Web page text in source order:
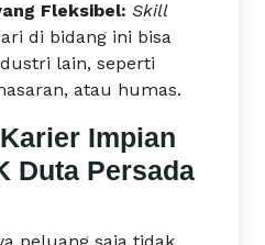
Fleksibel: Skill
di bidang ini bisa
lain, seperti
atau humas.
Impian
Duta Persada